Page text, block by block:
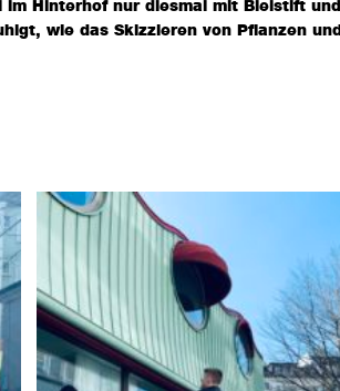
Hinterhof nur diesmal mit Bleistift und
wie das Skizzieren von Pflanzen und